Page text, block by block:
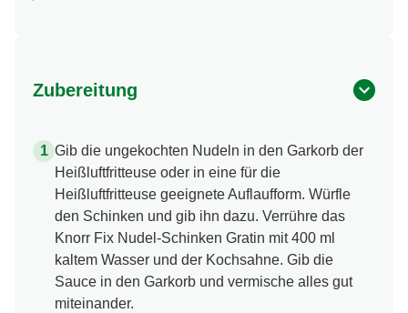
Zubereitung
Gib die ungekochten Nudeln in den Garkorb der
Heißluftfritteuse oder in eine für die
Heißluftfritteuse geeignete Auflaufform. Würfle
den Schinken und gib ihn dazu. Verrühre das
Knorr Fix Nudel-Schinken Gratin mit 400 ml
kaltem Wasser und der Kochsahne. Gib die
Sauce in den Garkorb und vermische alles gut
miteinander.